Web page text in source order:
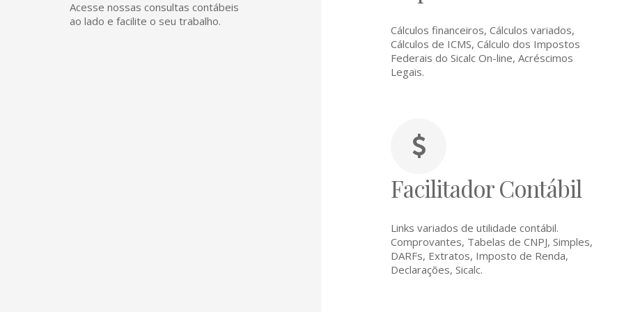
Acesse nossas consultas contábeis
ao lado e facilite o seu trabalho.
Cálculos financeiros, Cálculos variados,
Cálculos de ICMS, Cálculo dos Impostos
Federais do Sicalc On-line, Acréscimos
Legais.
Facilitador Contábil
Links variados de utilidade contábil.
Comprovantes, Tabelas de CNPJ, Simples,
DARFs, Extratos, Imposto de Renda,
Declarações, Sicalc.